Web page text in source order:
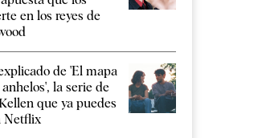
en los reyes de
de 'El mapa
la serie de
que ya puedes
Netflix